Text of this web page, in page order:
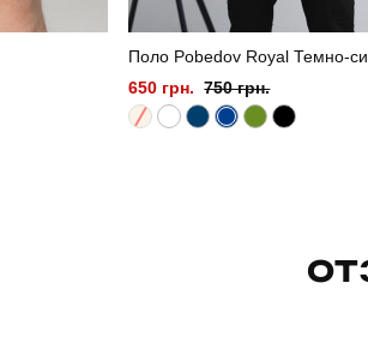
Поло Pobedov Royal Темно-
650 грн. 750 грн.